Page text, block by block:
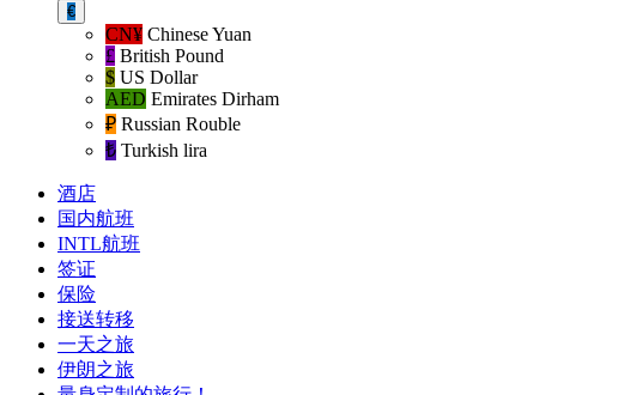
€
CN¥ Chinese Yuan
£ British Pound
$ US Dollar
AED Emirates Dirham
₽‎ Russian Rouble
₺‎ Turkish lira
酒店
国内航班
INTL航班
签证
保险
接送转移
一天之旅
伊朗之旅